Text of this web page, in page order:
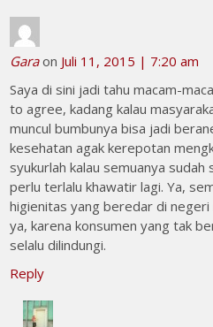
Garaon Juli 11, 2015 | 7:20 am
Saya di sini jadi tahu macam-
to agree, kadang kalau
muncul bumbunya bisa jadi
kesehatan agak kerepotan
syukurlah kalau semuanya
perlu terlalu khawatir lagi. Ya,
higienitas yang beredar di negeri
ya, karena konsumen yang tak
selalu dilindungi.
Reply